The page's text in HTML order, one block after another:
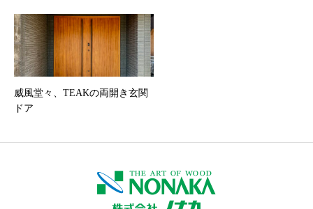
威風堂々、TEAKの両開き玄関
ドア